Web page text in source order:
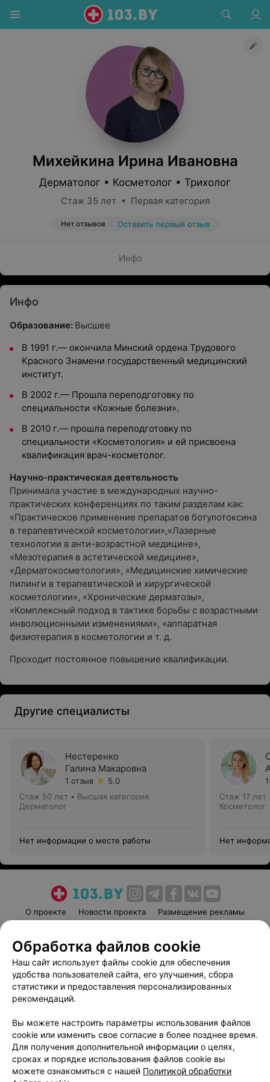
Михейкина Ирина Ивановна
Дерматолог • Косметолог • Трихолог
Стаж 35 лет • Первая категория
Нет отзывов Оставить первый отзыв
Инфо
Инфо
Образование: Высшее
В 1991 г.— окончила Минский ордена Трудового
Красного Знамени государственный медицинский
институт.
В 2002 г.— Прошла переподготовку по
специальности «Кожные болезни».
В 2010 г.— прошла переподготовку по
специальности «Косметология» и ей присвоена
квалификация врач-косметолог.
Научно-практическая деятельность
Принимала участие в международных научно-
практических конференциях по таким разделам как:
«Практическое применение препаратов ботулотоксина
в терапевтической косметологии»,«Лазерные
технологии в анти-возрастной медицине»,
«Мезотерапия в эстетической медицине»,
«Дерматокосметология», «Медицинские химические
пилинги в терапевтической и хирургической
косметологии», «Хронические дерматозы»,
«Комплексный подход в тактике борьбы с возрастными
инволюционными изменениями», «аппаратная
физиотерапия в косметологии и т. д.
Проходит постоянное повышение квалификации.
Другие специалисты
Нестеренко
Галина Макаровна
1 отзыв
5.0
Стаж 50 лет • Высшая категория
Дерматолог
Нет информации о месте работы
Стаж 17 лет
Косметолог
Нет
О проекте Новости проекта
Размещение рекламы
Пользовательское соглашение
Способы оплаты
Вакансии
Партнеры
Написать руководителю 103.by
Обработка персональных данных
Обработка файлов cookie
Наш сайт использует файлы cookie для обеспечения
удобства пользователей сайта, его улучшения, сбора
статистики и предоставления персонализированных
рекомендаций.
Вы можете настроить параметры использования файлов
cookie или изменить свое согласие в более позднее время.
Для получения дополнительной информации о целях,
сроках и порядке использования файлов cookie вы
можете ознакомиться с нашей Политикой обработки